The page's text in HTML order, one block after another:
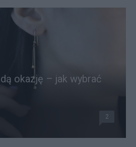
okazję – jak wybrać
2